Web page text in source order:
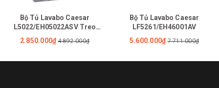
Bộ Tủ Lavabo Caesar
L5022/EH05022ASV Treo
Tường
2.850.000₫ 4.892.000₫
Bộ Tủ Lavabo Caesar
LF5261/EH46001AV
5.600.000₫ 7.711.000₫